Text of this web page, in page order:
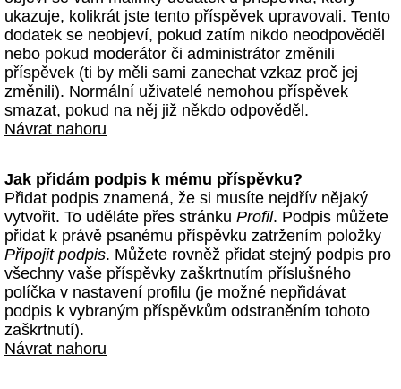
ukazuje, kolikrát jste tento příspěvek upravovali. Tento
dodatek se neobjeví, pokud zatím nikdo neodpověděl
nebo pokud moderátor či administrátor změnili
příspěvek (ti by měli sami zanechat vzkaz proč jej
změnili). Normální uživatelé nemohou příspěvek
smazat, pokud na něj již někdo odpověděl.
Návrat nahoru
Jak přidám podpis k mému příspěvku?
Přidat podpis znamená, že si musíte nejdřív nějaký
vytvořit. To uděláte přes stránku Profil. Podpis můžete
přidat k právě psanému příspěvku zatržením položky
Připojit podpis. Můžete rovněž přidat stejný podpis pro
všechny vaše příspěvky zaškrtnutím příslušného
políčka v nastavení profilu (je možné nepřidávat
podpis k vybraným příspěvkům odstraněním tohoto
zaškrtnutí).
Návrat nahoru